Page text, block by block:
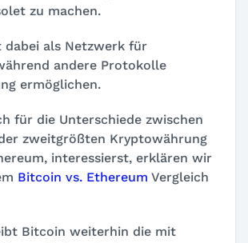
zu machen.
dabei als Netzwerk für
andere Protokolle
ermöglichen.
für die Unterschiede zwischen
zweitgrößten Kryptowährung
interessierst, erklären wir
Bitcoin vs. Ethereum Vergleich
Bitcoin weiterhin die mit